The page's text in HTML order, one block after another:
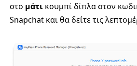
στο μάτι κουμπί δίπλα στον
Snapchat και θα δείτε τις